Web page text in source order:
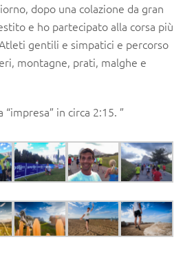
dopo una colazione da gran
e ho partecipato alla corsa più
gentili e simpatici e percorso
montagne, prati, malghe e
in circa 2:15. ”